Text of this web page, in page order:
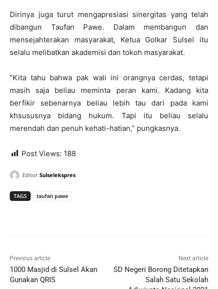
Dirinya juga turut mengapresiasi sinergitas yang telah
dibangun Taufan Pawe. Dalam membangun dan
mensejahterakan masyarakat, Ketua Golkar Sulsel itu
selalu melibatkan akademisi dan tokoh masyarakat.
“Kita tahu bahwa pak wali ini orangnya cerdas, tetapi
masih saja beliau meminta peran kami. Kadang kita
berfikir sebenarnya beliau lebih tau dari pada kami
khsususnya bidang hukum. Tapi itu beliau selalu
merendah dan penuh kehati-hatian,” pungkasnya.
Post Views: 188
Editor Sulselekspres
TAGS taufan pawe
Previous article
1000 Masjid di Sulsel Akan
Gunakan QRIS
Next article
SD Negeri Borong Ditetapkan
Salah Satu Sekolah